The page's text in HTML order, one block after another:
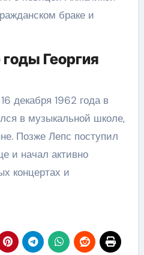
браке и
Георгия
декабря 1962 года в
в музыкальной школе,
Позже Лепс поступил
и начал активно
концертах и